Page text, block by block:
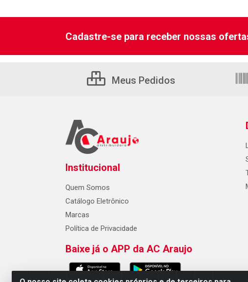
Cadastre-se para receber nossas
Meus Pedidos
Institucional
Quem Somos
Catálogo Eletrônico
Marcas
Política de Privacidade
Baixe já o APP da AC Araujo